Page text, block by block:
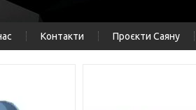
Контакти Проєкти Саяну